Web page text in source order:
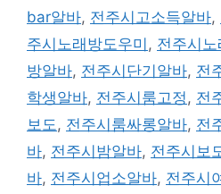
bar알바, 전주시고소득알바,
주시노래방도우미 , 전주시
방알바, 전주시단기알바, 전
학생알바, 전주시룸고정 , 전
보도 , 전주시룸싸롱알바, 전
바, 전주시밤알바, 전주시보
바, 전주시업소알바, 전주시